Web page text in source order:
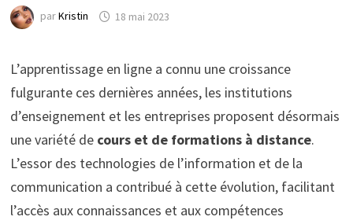
parKristin 18 mai 2023
L’apprentissage en ligne a connu une croissance
fulgurante ces dernières années, les institutions
d’enseignement et les entreprises proposent désormais
une variété de cours et de formations à distance.
L’essor des technologies de l’information et de la
communication a contribué à cette évolution, facilitant
l’accès aux connaissances et aux compétences